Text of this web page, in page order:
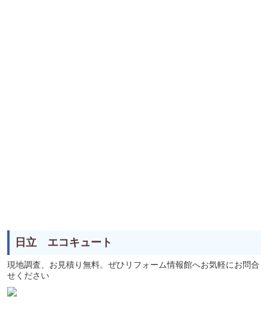
日立 エコキュート
現地調査、お見積り無料。ぜひリフォーム情報館へお気軽にお問合
せください